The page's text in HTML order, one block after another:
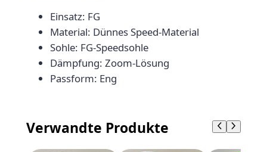
R
Einsatz: FG
Material: Dünnes Speed-Material
Sohle: FG-Speedsohle
Dämpfung: Zoom-Lösung
Passform: Eng
Verwandte Produkte